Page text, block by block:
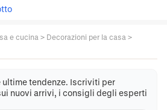
e cucina > Decorazioni per la casa >
ultime tendenze. Iscriviti per
nuovi arrivi, i consigli degli esperti